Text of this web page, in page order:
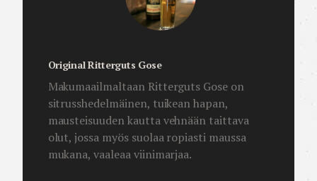
Original Ritterguts Gose
Makumaailmaltaan Ritterguts Gose on
sitrusshedelmäinen, tuikean hapan,
mausteisuuden kautta vehnään taittava
olut, jossa myös suolaa ropiasti maussa
mukana, vaaleaa viinimarjaa.